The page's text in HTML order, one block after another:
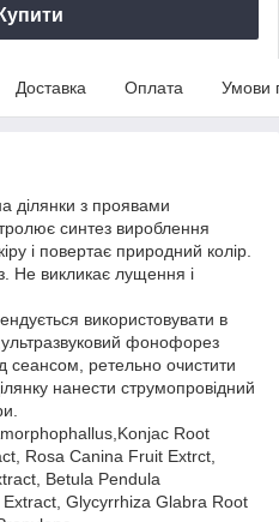
Купити
Доставка Оплата Умови
ділянки з проявами
синтез вироблення
і повертає природний колір.
Не викликає лущення і
використовувати в
фонофорез
сеансом, ретельно очистити
нанести струмопровідний
Root
Rosa Canina Fruit Extrct,
Betula Pendula
Glycyrrhiza Glabra Root